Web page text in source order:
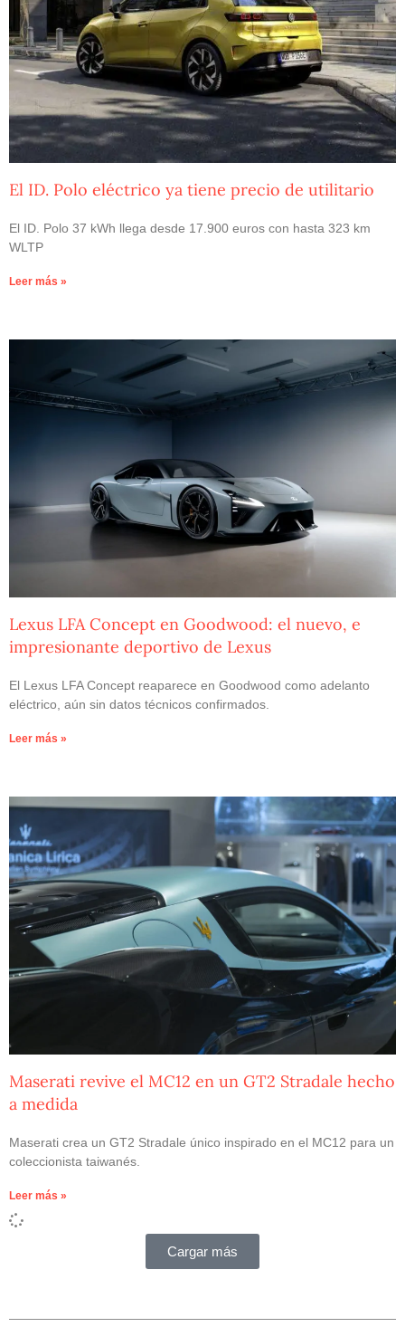
El ID. Polo eléctrico ya tiene precio de utilitario
El ID. Polo 37 kWh llega desde 17.900 euros con hasta 323 km
WLTP
Leer más »
Lexus LFA Concept en Goodwood: el nuevo, e
impresionante deportivo de Lexus
El Lexus LFA Concept reaparece en Goodwood como adelanto
eléctrico, aún sin datos técnicos confirmados.
Leer más »
Maserati revive el MC12 en un GT2 Stradale hecho
a medida
Maserati crea un GT2 Stradale único inspirado en el MC12 para un
coleccionista taiwanés.
Leer más »
Cargar más